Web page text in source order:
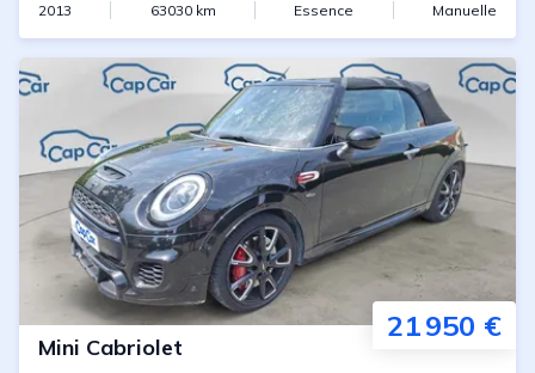
2013 63030km Essence Manuelle
21 950 €
Mini Cabriolet